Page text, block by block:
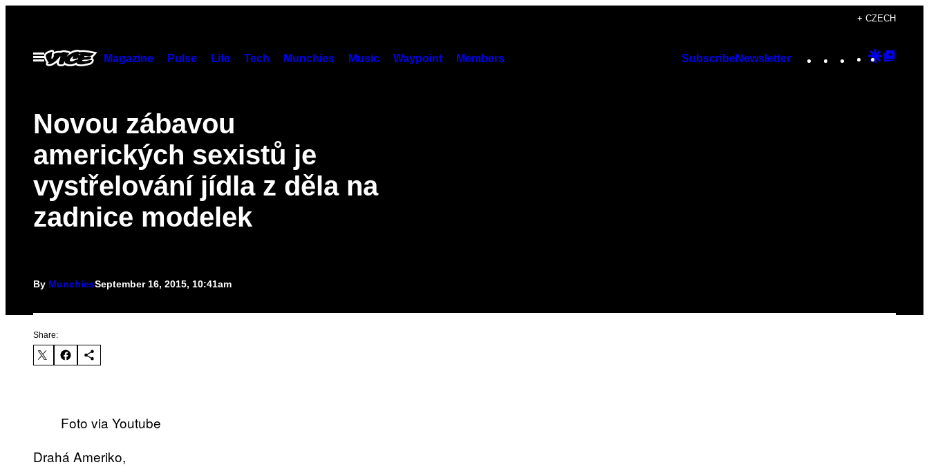
content
+ CZECH
Open
Menu
Magazine Pulse Life Tech Munchies Music Waypoint Members SubscribeNewsletter Instagram
TikTok
YouTube
Google
Novou zábavou
amerických sexistů je
vystřelování jídla z děla na
zadnice modelek
By MunchiesSeptember 16, 2015, 10:41am
Share:
Foto via Youtube
Drahá Ameriko,